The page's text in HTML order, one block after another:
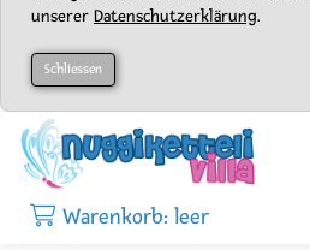
unserer Datenschutzerklärung.
Schliessen
Warenkorb: leer